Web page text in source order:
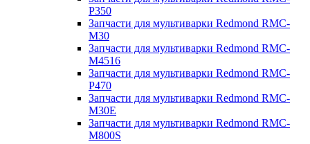
P350
Запчасти для мультиварки Redmond RMC-
M30
Запчасти для мультиварки Redmond RMC-
M4516
Запчасти для мультиварки Redmond RMC-
P470
Запчасти для мультиварки Redmond RMC-
M30E
Запчасти для мультиварки Redmond RMC-
M800S